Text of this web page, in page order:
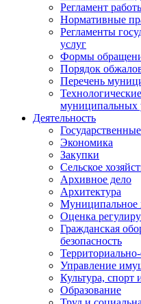
Регламент
Нормативные
Регламенты
услуг
Формы
Порядок
Перечень
муниципальных
Деятельность
Экономика
Закупки
Сельское
Архивное дело
Архитектура
Муниципальное
Оценка
Гражданская
безопасность
Управление
Культура, спорт
Образование